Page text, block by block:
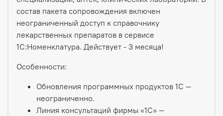
состав пакета сопровождения включен
неограниченный доступ к справочнику
лекарственных препаратов в сервисе
1С:Номенклатура. Действует - 3 месяца!
Особенности:
Обновления программных продуктов 1С —
неограниченно.
Линия консультаций фирмы «1С» —